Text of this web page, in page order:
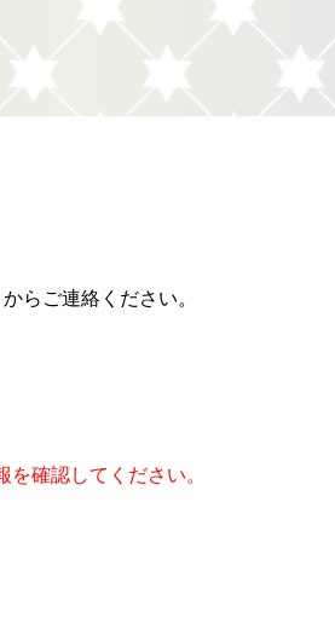
らご連絡ください。
確認してください。